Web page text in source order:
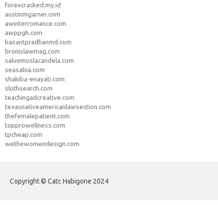
forexcracked.my.id
austinmgarner.com
awinterromance.com
awppgh.com
basantpradhanmd.com
bronislawmag.com
salvemoslacandela.com
seasabia.com
shakiba-enayati.com
slothsearch.com
teachingadcreative.com
texasnativeamericanlawsection.com
thefemalepatient.com
topprowellness.com
tpcheap.com
wethewomendesign.com
Copyright © Catc Habigone 2024